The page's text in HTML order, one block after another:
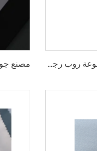
مصنع جودة عالية قماش تويل TR، مجموعة روب رجالية الشرق الأوسط، قماش قميص خفيف الوزن